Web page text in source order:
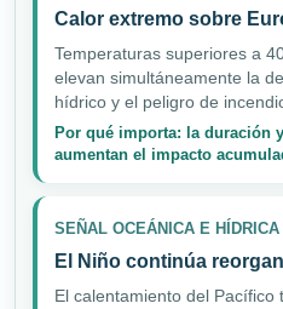
Calor extremo sobre
Temperaturas superiores a
elevan simultáneamente la
hídrico y el peligro de
Por qué importa: la duración
aumentan el impacto
SEÑAL OCEÁNICA E HÍDRICA
El Niño continúa
El calentamiento del Pacífico